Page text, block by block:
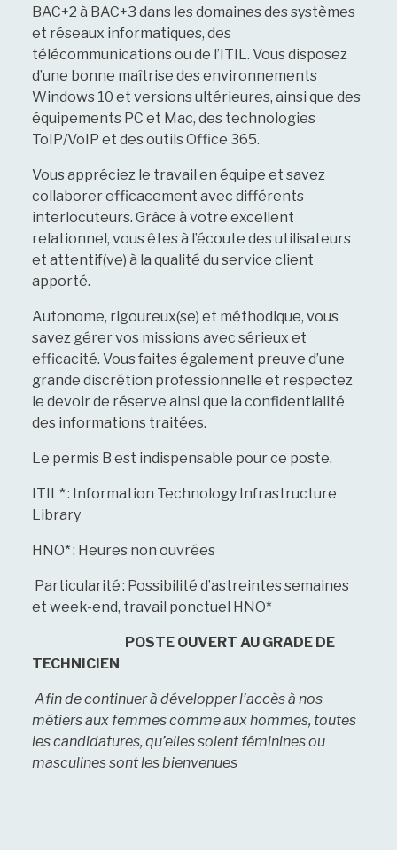
BAC+2 à BAC+3 dans les domaines des systèmes
et réseaux informatiques, des
télécommunications ou de l’ITIL. Vous disposez
d’une bonne maîtrise des environnements
Windows 10 et versions ultérieures, ainsi que des
équipements PC et Mac, des technologies
ToIP/VoIP et des outils Office 365.
Vous appréciez le travail en équipe et savez
collaborer efficacement avec différents
interlocuteurs. Grâce à votre excellent
relationnel, vous êtes à l’écoute des utilisateurs
et attentif(ve) à la qualité du service client
apporté.
Autonome, rigoureux(se) et méthodique, vous
savez gérer vos missions avec sérieux et
efficacité. Vous faites également preuve d’une
grande discrétion professionnelle et respectez
le devoir de réserve ainsi que la confidentialité
des informations traitées.
Le permis B est indispensable pour ce poste.
ITIL* : Information Technology Infrastructure
Library
HNO* : Heures non ouvrées
Particularité: Possibilité d’astreintes semaines
et week-end, travail ponctuel HNO*
POSTE OUVERT AU GRADE DE
TECHNICIEN
Afin de continuer à développer l’accès à nos
métiers aux femmes comme aux hommes, toutes
les candidatures, qu’elles soient féminines ou
masculines sont les bienvenues